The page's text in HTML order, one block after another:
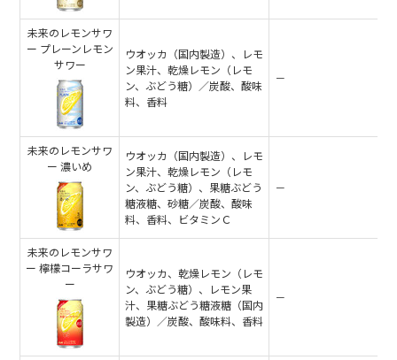
未来のレモンサワ
ー プレーンレモン
サワー
ウオッカ（国内製造）、レモ
ン果汁、乾燥レモン（レモ
ン、ぶどう糖）／炭酸、酸味
料、香料
－
未来のレモンサワ
ー 濃いめ
ウオッカ（国内製造）、レモ
ン果汁、乾燥レモン（レモ
ン、ぶどう糖）、果糖ぶどう
糖液糖、砂糖／炭酸、酸味
料、香料、ビタミンＣ
－
未来のレモンサワ
ー 檸檬コーラサワ
ー
ウオッカ、乾燥レモン（レモ
ン、ぶどう糖）、レモン果
汁、果糖ぶどう糖液糖（国内
製造）／炭酸、酸味料、香料
－